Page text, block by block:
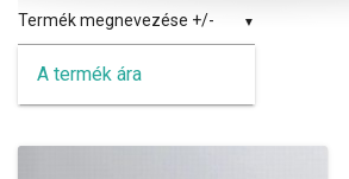
Termék megnevezése +/-
A termék ára